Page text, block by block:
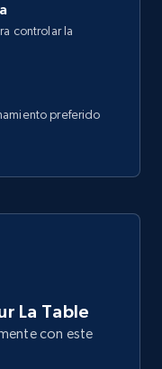
controlar la
preferido
La Table
con este